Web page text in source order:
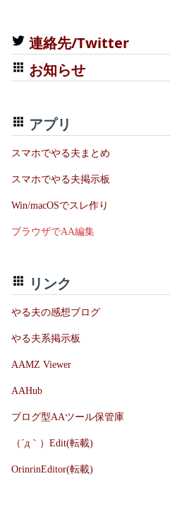
連絡先/Twitter
お知らせ
アプリ
スマホでやる夫まとめ
スマホでやる夫掲示板
Win/macOSでスレ作り
ブラウザでAA編集
リンク
やる夫の感想ブログ
やる夫系掲示板
AAMZ Viewer
AAHub
ブログ型AAツール保管庫
（´д｀）Edit(転載)
OrinrinEditor(転載)